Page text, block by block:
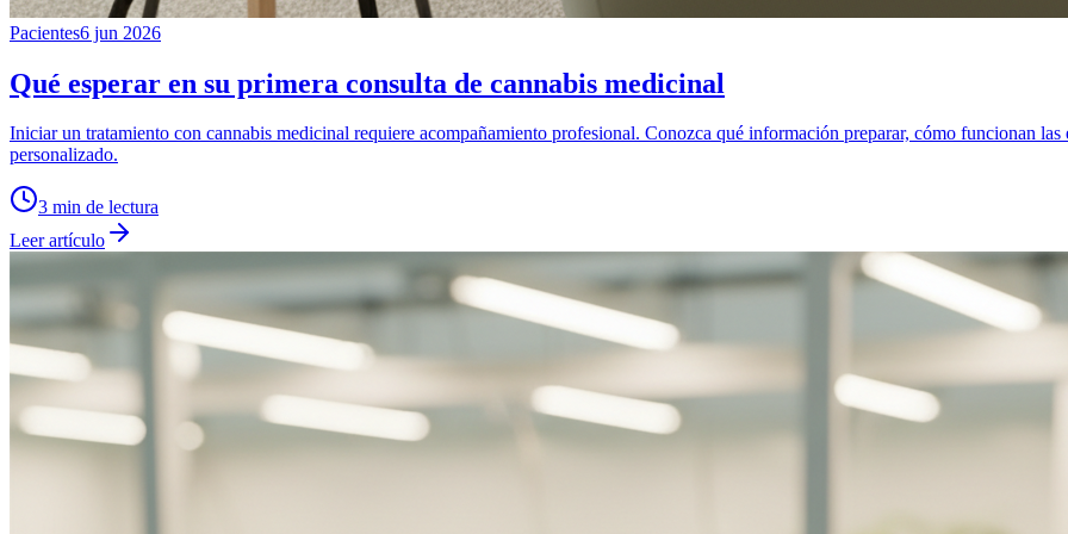
Pacientes6 jun 2026
Qué esperar en su primera consulta de cannabis medicinal
Iniciar un tratamiento con cannabis medicinal requiere acompañamiento profesional. Conozca qué información preparar, cómo funcionan
personalizado.
3 min de lectura
Leer artículo